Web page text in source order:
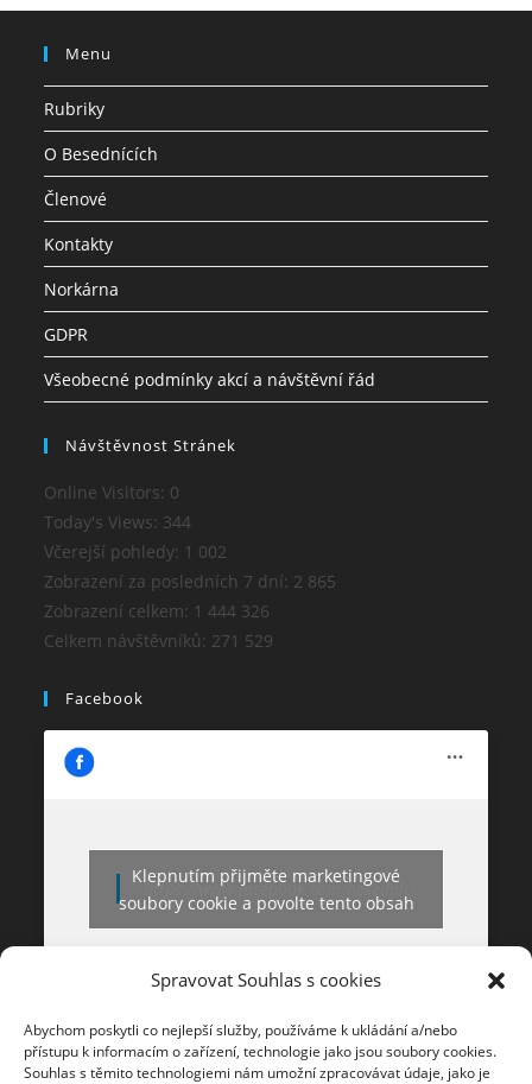
Spravovat Souhlas s cookies
Abychom poskytli co nejlepší služby, používáme k ukládání a/nebo
přístupu k informacím o zařízení, technologie jako jsou soubory cookies.
Souhlas s těmito technologiemi nám umožní zpracovávat údaje, jako je
Menu
Rubriky
O Besednících
Členové
Kontakty
Norkárna
GDPR
Všeobecné podmínky akcí a návštěvní řád
Návštěvnost Stránek
Online Visitors: 0
Today's Views: 344
Včerejší pohledy: 1 002
Zobrazení za posledních 7 dní: 2 865
Zobrazení celkem: 1 444 326
Celkem návštěvníků: 271 529
Facebook
https://www.facebook.com/besednici
Klepnutím přijměte marketingové
soubory cookie a povolte tento obsah